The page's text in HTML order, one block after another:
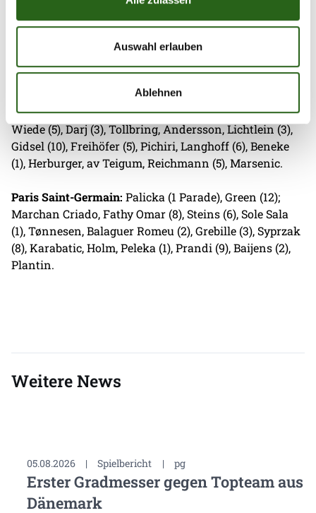
Auswahl erlauben
Ablehnen
haben. In der zweiten Halbzeit haben wir unsere
Stabilität in der Abwehr verloren und zu viele Fehler
gemacht, sodass PSG leichte Tore erzielen konnte. Aus
diesen Fehlern müssen wir jetzt lernen.“
Füchse Berlin:Ludwig (4 Paraden), Milosavljev (7);
Wiede (5), Darj (3), Tollbring, Andersson, Lichtlein (3),
Gidsel (10), Freihöfer (5), Pichiri, Langhoff (6), Beneke
(1), Herburger, av Teigum, Reichmann (5), Marsenic.
Paris Saint-Germain: Palicka (1 Parade), Green (12);
Marchan Criado, Fathy Omar (8), Steins (6), Sole Sala
(1), Tønnesen, Balaguer Romeu (2), Grebille (3), Syprzak
(8), Karabatic, Holm, Peleka (1), Prandi (9), Baijens (2),
Plantin.
Weitere News
05.08.2026 | Spielbericht | pg
Erster Gradmesser gegen Topteam aus
Dänemark